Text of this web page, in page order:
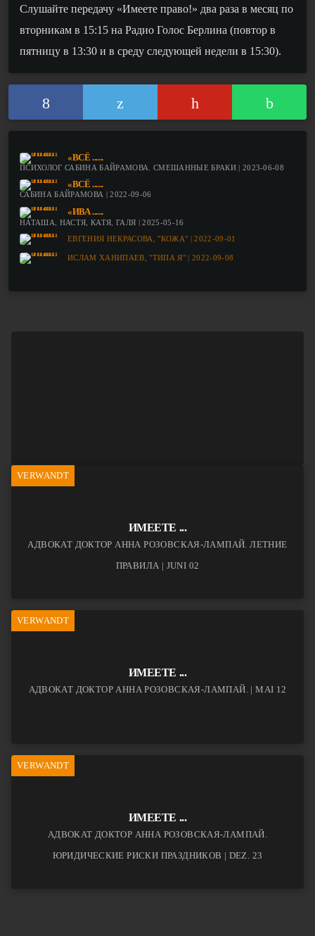
Слушайте передачу «Имеете право!» два раза в месяц по
вторникам в 15:15 на Радио Голос Берлина (повтор в
пятницу в 13:30 и в среду следующей недели в 15:30).
«ВСЁ ......
ПСИХОЛОГ САБИНА БАЙРАМОВА. СМЕШАННЫЕ БРАКИ | 2023-06-08
«ВСЁ ......
САБИНА БАЙРАМОВА | 2022-09-06
«ИВА ......
НАТАША, НАСТЯ, КАТЯ, ГАЛЯ | 2025-05-16
ЕВГЕНИЯ НЕКРАСОВА, "КОЖА" | 2022-09-01
ИСЛАМ ХАНИПАЕВ, "ТИПА Я" | 2022-09-08
VERWANDT
ИМЕЕТЕ ...
АДВОКАТ ДОКТОР АННА РОЗОВСКАЯ-ЛАМПАЙ. ЛЕТНИЕ
ПРАВИЛА | JUNI 02
VERWANDT
ИМЕЕТЕ ...
АДВОКАТ ДОКТОР АННА РОЗОВСКАЯ-ЛАМПАЙ. | MAI 12
VERWANDT
ИМЕЕТЕ ...
АДВОКАТ ДОКТОР АННА РОЗОВСКАЯ-ЛАМПАЙ.
ЮРИДИЧЕСКИЕ РИСКИ ПРАЗДНИКОВ | DEZ. 23